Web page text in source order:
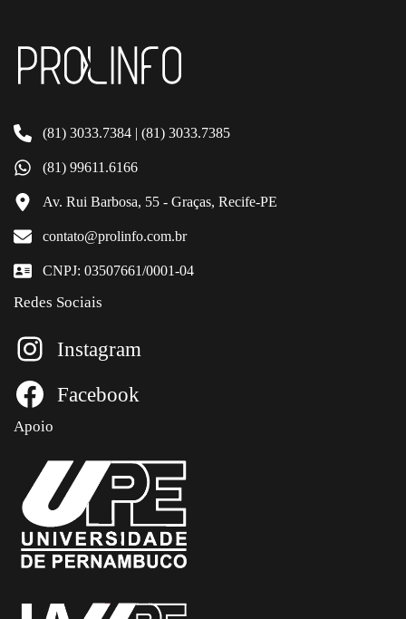
(81) 3033.7384 | (81) 3033.7385
(81) 99611.6166
Av. Rui Barbosa, 55 - Graças, Recife-PE
contato@prolinfo.com.br
CNPJ: 03507661/0001-04
Redes Sociais
Instagram
Facebook
Apoio